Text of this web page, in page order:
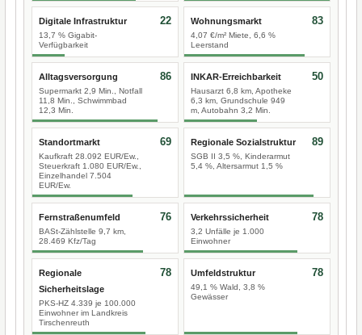
Digitale Infrastruktur
13,7 % Gigabit-
Verfügbarkeit
22 Wohnungsmarkt
4,07 €/m² Miete, 6,6 %
Leerstand
83
Alltagsversorgung
Supermarkt 2,9 Min., Notfall
11,8 Min., Schwimmbad
12,3 Min.
86 INKAR-Erreichbarkeit
Hausarzt 6,8 km, Apotheke
6,3 km, Grundschule 949
m, Autobahn 3,2 Min.
50
Standortmarkt
Kaufkraft 28.092 EUR/Ew.,
Steuerkraft 1.080 EUR/Ew.,
Einzelhandel 7.504
EUR/Ew.
69 Regionale Sozialstruktur
SGB II 3,5 %, Kinderarmut
5,4 %, Altersarmut 1,5 %
89
Fernstraßenumfeld
BASt-Zählstelle 9,7 km,
28.469 Kfz/Tag
76 Verkehrssicherheit
3,2 Unfälle je 1.000
Einwohner
78
Regionale
Sicherheitslage
PKS-HZ 4.339 je 100.000
Einwohner im Landkreis
Tirschenreuth
78 Umfeldstruktur
49,1 % Wald, 3,8 %
Gewässer
78